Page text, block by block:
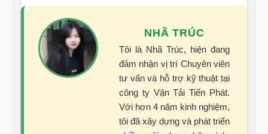
NHÃ TRÚC
Tôi là Nhã Trúc, hiện đang
đảm nhận vị trí Chuyên viên
tư vấn và hỗ trợ kỹ thuật tại
công ty Vận Tải Tiến Phát.
Với hơn 4 năm kinh nghiệm,
tôi đã xây dựng và phát triển